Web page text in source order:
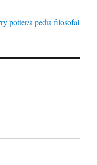
potter/a pedra filosofal